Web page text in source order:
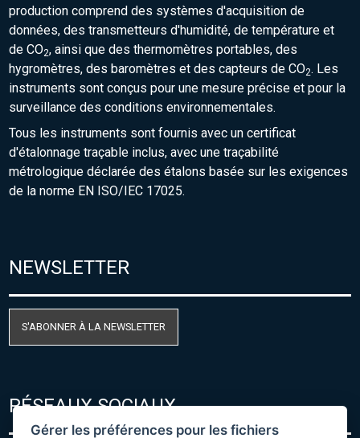
production comprend des systèmes d'acquisition de
données, des transmetteurs d'humidité, de température et
de CO2, ainsi que des thermomètres portables, des
hygromètres, des baromètres et des capteurs de CO2. Les
instruments sont conçus pour une mesure précise et pour la
surveillance des conditions environnementales.
Tous les instruments sont fournis avec un certificat
d'étalonnage traçable inclus, avec une traçabilité
métrologique déclarée des étalons basée sur les exigences
de la norme EN ISO/IEC 17025.
NEWSLETTER
S'ABONNER À LA NEWSLETTER
RÉSEAUX SOCIAUX
Gérer les préférences pour les fichiers